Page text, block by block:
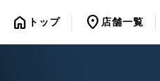
home トップ location_on 店舗一覧